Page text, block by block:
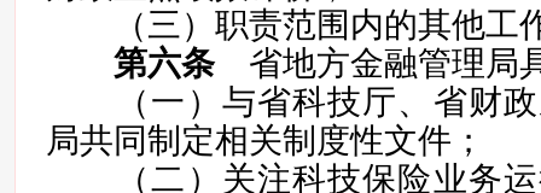
（三）职责范围内的其他工
第六条省地方金融管理局
（一）与省科技厅、省财政
局共同制定相关制度性文件；
（二）关注科技保险业务运